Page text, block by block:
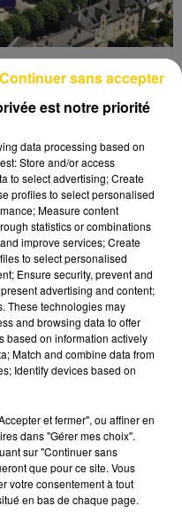
DU 29/05/25 À
NORD
est notre priorité
data processing based on
Store and/or access
to select advertising; Create
profiles to select personalised
Measure content
statistics or combinations
improve services; Create
to select personalised
Ensure security, prevent and
advertising and content;
These technologies may
and browsing data to offer
based on information actively
Match and combine data from
Identify devices based on
et fermer", ou affiner en
dans "Gérer mes choix".
sur "Continuer sans
que pour ce site. Vous
votre consentement à tout
en bas de chaque page.
Continuer sans accepter